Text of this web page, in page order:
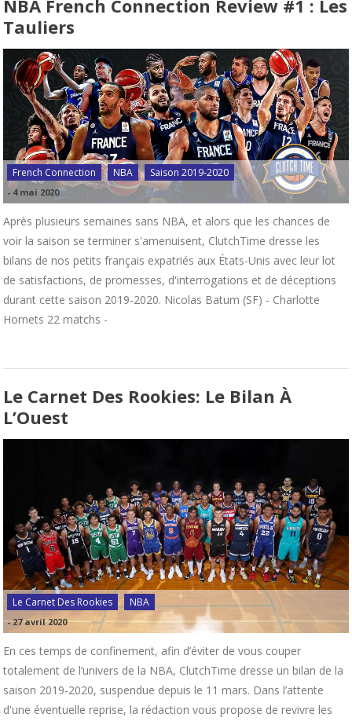
NBA French Connection Review #1 : Les
Tauliers
French Connection NBA Saison 2019-2020
- 4 mai 2020
Après plusieurs semaines sans NBA, et alors que les chances de
voir la saison se terminer s'amenuisent, ClutchTime dresse les
bilans de nos petits français expatriés aux États-Unis avec leur lot
de satisfactions, de promesses, d'interrogations et de déceptions
durant cette saison 2019-2020. Nicolas Batum (SF) - Charlotte
Hornets 22 matchs -
Le Carnet Des Rookies: Le Bilan À
L’Ouest
Le Carnet Des Rookies NBA
-27 avril 2020
En ces temps de confinement, afin d’éviter de vous couper
totalement de l’univers de la NBA, ClutchTime dresse un bilan de la
saison 2019-2020, suspendue depuis le 11 mars. Dans l’attente
d'une éventuelle reprise, la rédaction vous propose de revivre les